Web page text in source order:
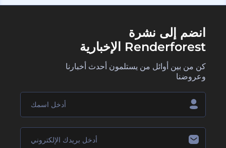
انضم إلى نشرة
Renderforest الإخبارية
كن من بين أوائل من يستلمون أحدث أخبارنا
وعروضنا